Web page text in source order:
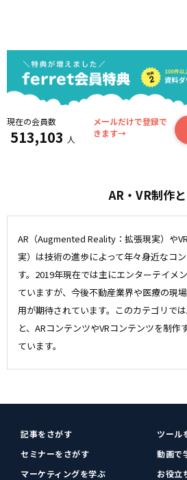
現在の会員数
513,103 人
メールだけで登録で
きます→
AR・VR制作
AR（Augmented Reality：拡張現実）や
実）は技術の進歩によって年々身近なコ
す。2019年現在では主にエンターテイメ
ていますが、今後不動産業界や医療の現
用が期待されています。このカテゴリで
と、ARコンテンツやVRコンテンツを制
ています。
記事をさがす
ツール
セミナーをさがす
動画で
マーケティングを学ぶ
お役立